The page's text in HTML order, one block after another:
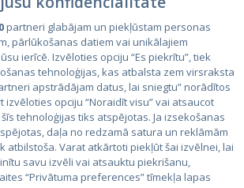
lapas ir vispopulārākās un
apmeklētās, kā arī izzināt
pārvietojas mūsu vietnē.
savāktā informācija ir
tā ir anonīma. Ja
šo sīkfailu izmantošanai, mēs
kad jūs apmeklējāt mūsu vietni.
getapro.lv
tiks izskatīti tikai
tiesu jurisdikcijā.
tiesības mainīt vai atjaunot šos
jebkurā laikā un pēc
bez jebkādiem Lietotāju
partneri glabājam un piekļūstam personas
pārlūkošanas datiem vai unikālajiem
ierīcē. Izvēloties opciju “Es piekrītu”, tiek
tehnoloģijas, kas atbalsta zem virsraksta
apstrādājam datus, lai sniegtu” norādītos
izvēloties opciju “Noraidīt visu” vai atsaucot
tehnoloģijas tiks atspējotas. Ja izsekošanas
daļa no redzamā satura un reklāmām
atbilstoša. Varat atkārtoti piekļūt šai izvēlnei, lai
savu izvēli vai atsauktu piekrišanu,
“Privātuma preferences” tīmekļa lapas